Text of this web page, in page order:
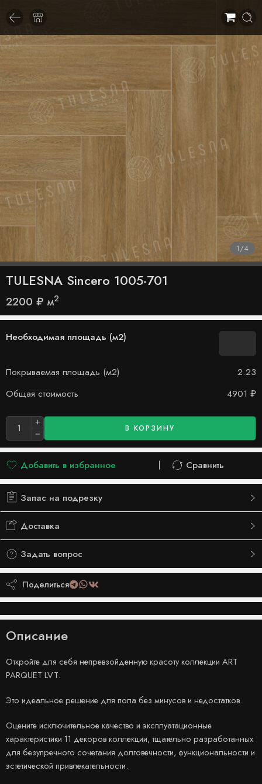
1/4
TULESNA Sincero 1005-701
2200 ₽ м2
Необходимая площадь (м2)
Покрываемая площадь (м2)
2.23
Общая стоимость
4901 ₽
В КОРЗИНУ
Добавить в избранное
Добавлено в список желаний
Сравнить
Сравнить
Запас на подрезку
Доставка
Задать вопрос
Поделиться
Описание
Откройте для себя непревзойденную красоту коллекции ART
PARQUET LVT.
Это идеальное решение для пола без минусов и недостатков.
Оцените исключительное качество и эксплуатационные
характеристики 11 декоров коллекции, тщательно разработанных
для безупречного сочетания долговечности, функциональности и
эстетической привлекательности.